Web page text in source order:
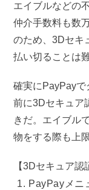
エイブルなどの
仲介手数料も数
のため、3Dセキ
払い切ることは
確実にPayPayで
前に3Dセキュア
きだ。エイブル
物をする際も上
【3Dセキュア認
PayPayメニ